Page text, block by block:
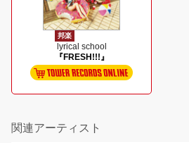
邦楽
lyrical school
『FRESH!!!』
関連アーティスト